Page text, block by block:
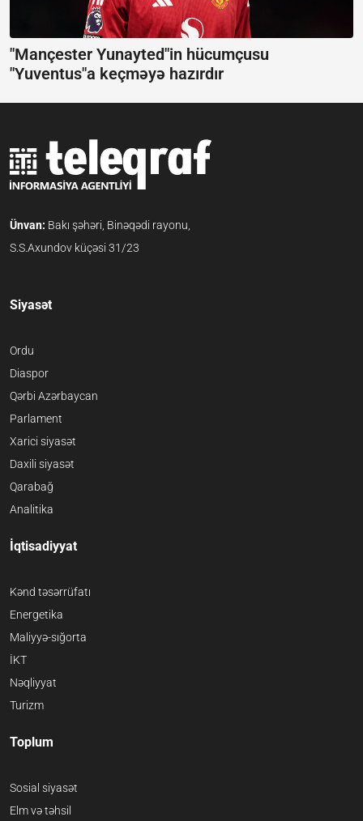
"Mançester Yunayted"in hücumçusu
"Yuventus"a keçməyə hazırdır
Ünvan: Bakı şəhəri, Binəqədi rayonu,
S.S.Axundov küçəsi 31/23
Siyasət
Ordu
Diaspor
Qərbi Azərbaycan
Parlament
Xarici siyasət
Daxili siyasət
Qarabağ
Analitika
İqtisadiyyat
Kənd təsərrüfatı
Energetika
Maliyyə-sığorta
İKT
Nəqliyyat
Turizm
Toplum
Sosial siyasət
Elm və təhsil